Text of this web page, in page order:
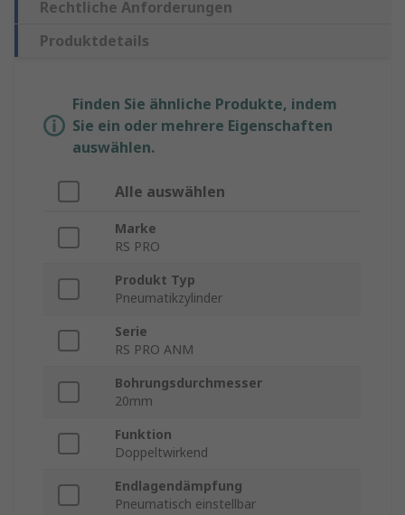
Rechtliche Anforderungen
Produktdetails
Finden Sie ähnliche Produkte, indem
Sie ein oder mehrere Eigenschaften
auswählen.
Alle auswählen
Marke
RS PRO
Produkt Typ
Pneumatikzylinder
Serie
RS PRO ANM
Bohrungsdurchmesser
20mm
Funktion
Doppeltwirkend
Endlagendämpfung
Pneumatisch einstellbar